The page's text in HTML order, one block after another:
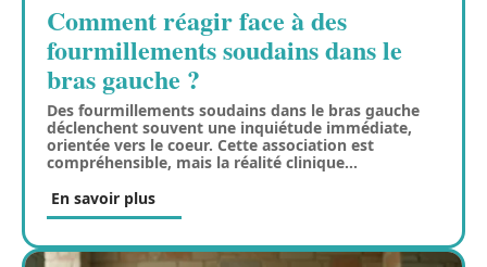
Comment réagir face à des
fourmillements soudains dans le
bras gauche ?
Des fourmillements soudains dans le bras gauche
déclenchent souvent une inquiétude immédiate,
orientée vers le coeur. Cette association est
compréhensible, mais la réalité clinique…
En savoir plus